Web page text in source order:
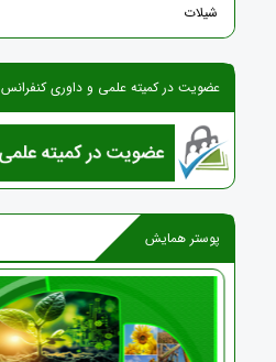
شیلات
عضویت در کمیته علمی و داوری کنفرانس
پوستر همایش